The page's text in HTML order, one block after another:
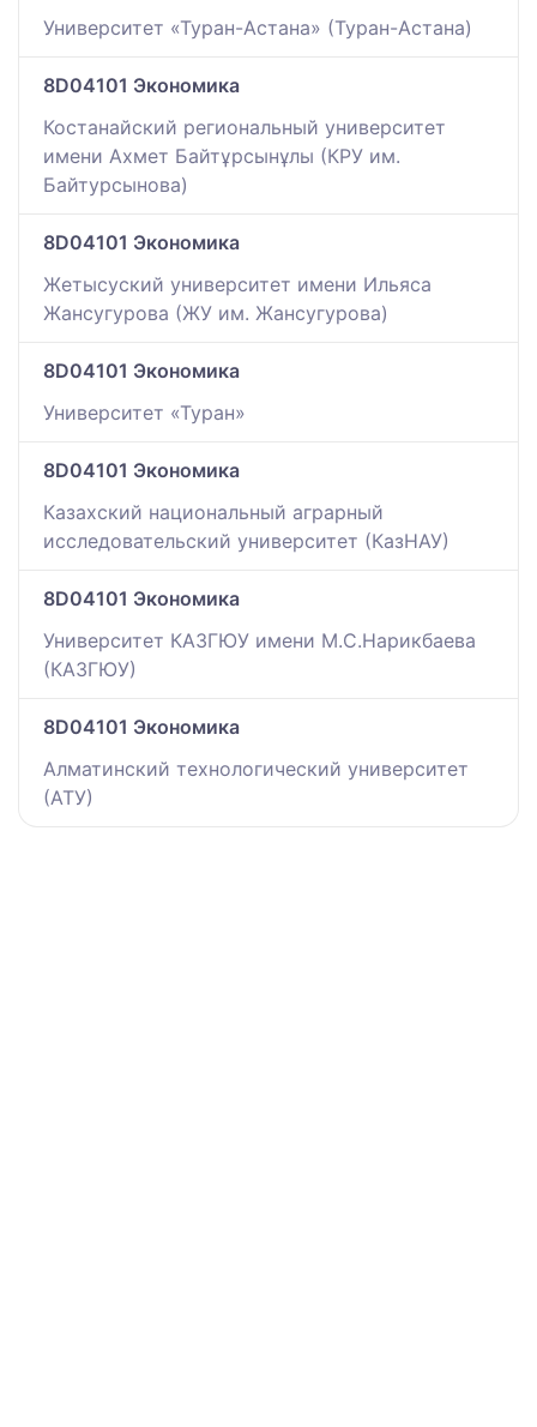
Университет «Туран-Астана» (Туран-Астана)
8D04101 Экономика
Костанайский региональный университет
имени Ахмет Байтұрсынұлы (КРУ им.
Байтурсынова)
8D04101 Экономика
Жетысуский университет имени Ильяса
Жансугурова (ЖУ им. Жансугурова)
8D04101 Экономика
Университет «Туран»
8D04101 Экономика
Казахский национальный аграрный
исследовательский университет (КазНАУ)
8D04101 Экономика
Университет КАЗГЮУ имени М.С.Нарикбаева
(КАЗГЮУ)
8D04101 Экономика
Алматинский технологический университет
(АТУ)